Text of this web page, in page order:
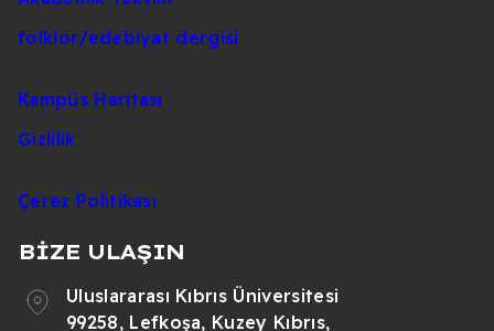
folklor/edebiyat dergisi
Kampüs Haritası
Gizlilik
Çerez Politikası
BİZE ULAŞIN
Uluslararası Kıbrıs Üniversitesi
99258, Lefkoşa, Kuzey Kıbrıs,